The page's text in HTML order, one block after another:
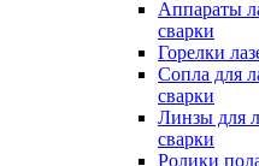
Аппараты
сварки
Горелки
Сопла для
сварки
Линзы для
сварки
Ролики